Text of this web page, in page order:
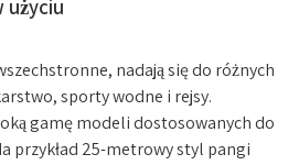
użyciu
nadają się do różnych
sporty wodne i rejsy.
gamę modeli dostosowanych do
przykład 25-metrowy styl pangi